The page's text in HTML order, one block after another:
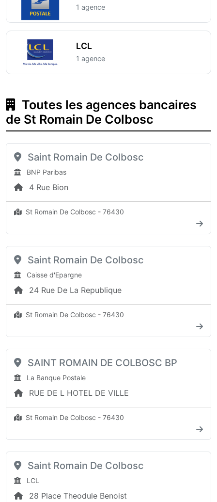
1 agence
LCL
1 agence
Toutes les agences bancaires
de St Romain De Colbosc
Saint Romain De Colbosc
BNP Paribas
4 Rue Bion
St Romain De Colbosc - 76430
Saint Romain De Colbosc
Caisse d'Epargne
24 Rue De La Republique
St Romain De Colbosc - 76430
SAINT ROMAIN DE COLBOSC BP
La Banque Postale
RUE DE L HOTEL DE VILLE
St Romain De Colbosc - 76430
Saint Romain De Colbosc
LCL
28 Place Theodule Benoist